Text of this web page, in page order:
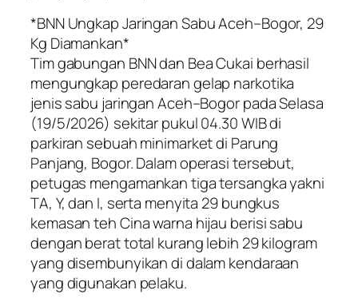
*BNN Ungkap Jaringan Sabu Aceh–Bogor, 29
Kg Diamankan*
Tim gabungan BNN dan Bea Cukai berhasil
mengungkap peredaran gelap narkotika
jenis sabu jaringan Aceh–Bogor pada Selasa
(19/5/2026) sekitar pukul 04.30 WIB di
parkiran sebuah minimarket di Parung
Panjang, Bogor. Dalam operasi tersebut,
petugas mengamankan tiga tersangka yakni
TA, Y, dan I, serta menyita 29 bungkus
kemasan teh Cina warna hijau berisi sabu
dengan berat total kurang lebih 29 kilogram
yang disembunyikan di dalam kendaraan
yang digunakan pelaku.